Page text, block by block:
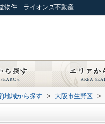
物件｜ライオンズ不動産
)地域から探す > 大阪市生野区 >